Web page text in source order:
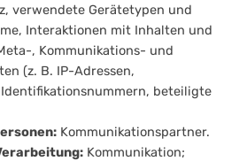
verwendete Gerätetypen und
Interaktionen mit Inhalten und
, Kommunikations- und
(z. B. IP-Adressen,
beteiligte
Kommunikationspartner.
Kommunikation;